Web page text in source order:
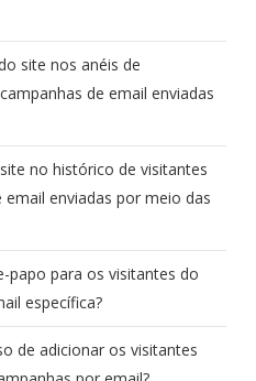
site nos anéis de
de email enviadas
no histórico de visitantes
enviadas por meio das
papo para os visitantes do
específica?
de adicionar os visitantes